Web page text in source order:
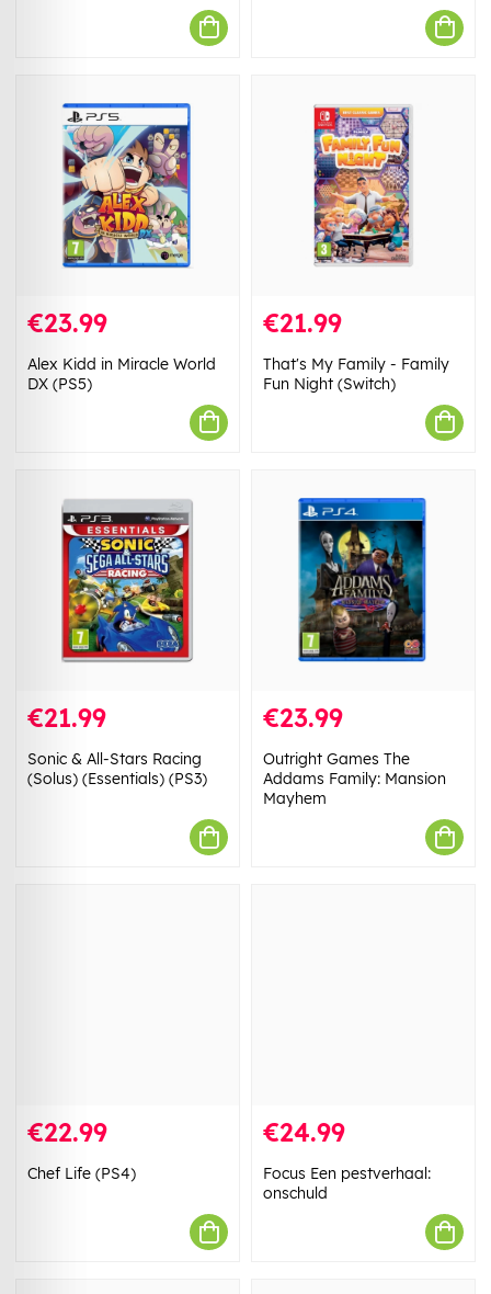
€23.99
Alex Kidd in Miracle World
DX (PS5)
€21.99
That's My Family - Family
Fun Night (Switch)
€21.99
Sonic & All-Stars Racing
(Solus) (Essentials) (PS3)
€23.99
Outright Games The
Addams Family: Mansion
Mayhem
€22.99
Chef Life (PS4)
€24.99
Focus Een pestverhaal:
onschuld